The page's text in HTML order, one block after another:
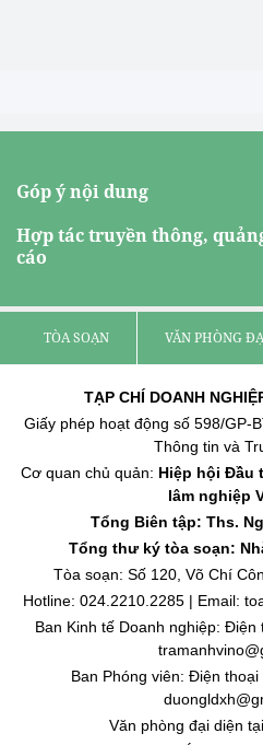
Góp ý nội dung
Hợp tác truyền thông,
cáo
TÒA SOẠN VĂN PHÒNG
TẠP CHÍ DOANH
Giấy phép hoạt động số 598/GP-
Thông tin và
Cơ quan chủ quản: Hiệp hội Đầu
lâm nghiệp
Tổng Biên tập: Ths.
Tổng thư ký tòa soạn:
Tòa soạn: Số 120, Võ Chí
Hotline: 024.2210.2285 | Email:
Ban Kinh tế Doanh nghiệp:
Ban Phóng viên: Điện
Văn phòng đại diện